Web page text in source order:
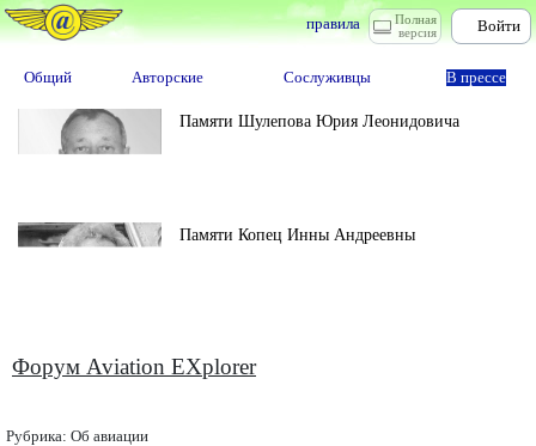
Полная
версия
правила Войти
Общий Авторские Сослуживцы В прессе
Памяти Шулепова Юрия Леонидовича
Памяти Копец Инны Андреевны
Форум Aviation EXplorer
Рубрика: Об авиации